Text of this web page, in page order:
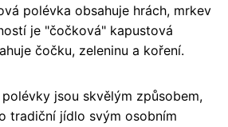
polévka obsahuje hrách, mrkev
je "čočková" kapustová
čočku, zeleninu a koření.
jsou skvělým způsobem,
tradiční jídlo svým osobním